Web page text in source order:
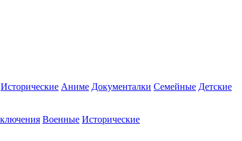
Исторические Аниме Документалки Семейные Детские
Военные Исторические